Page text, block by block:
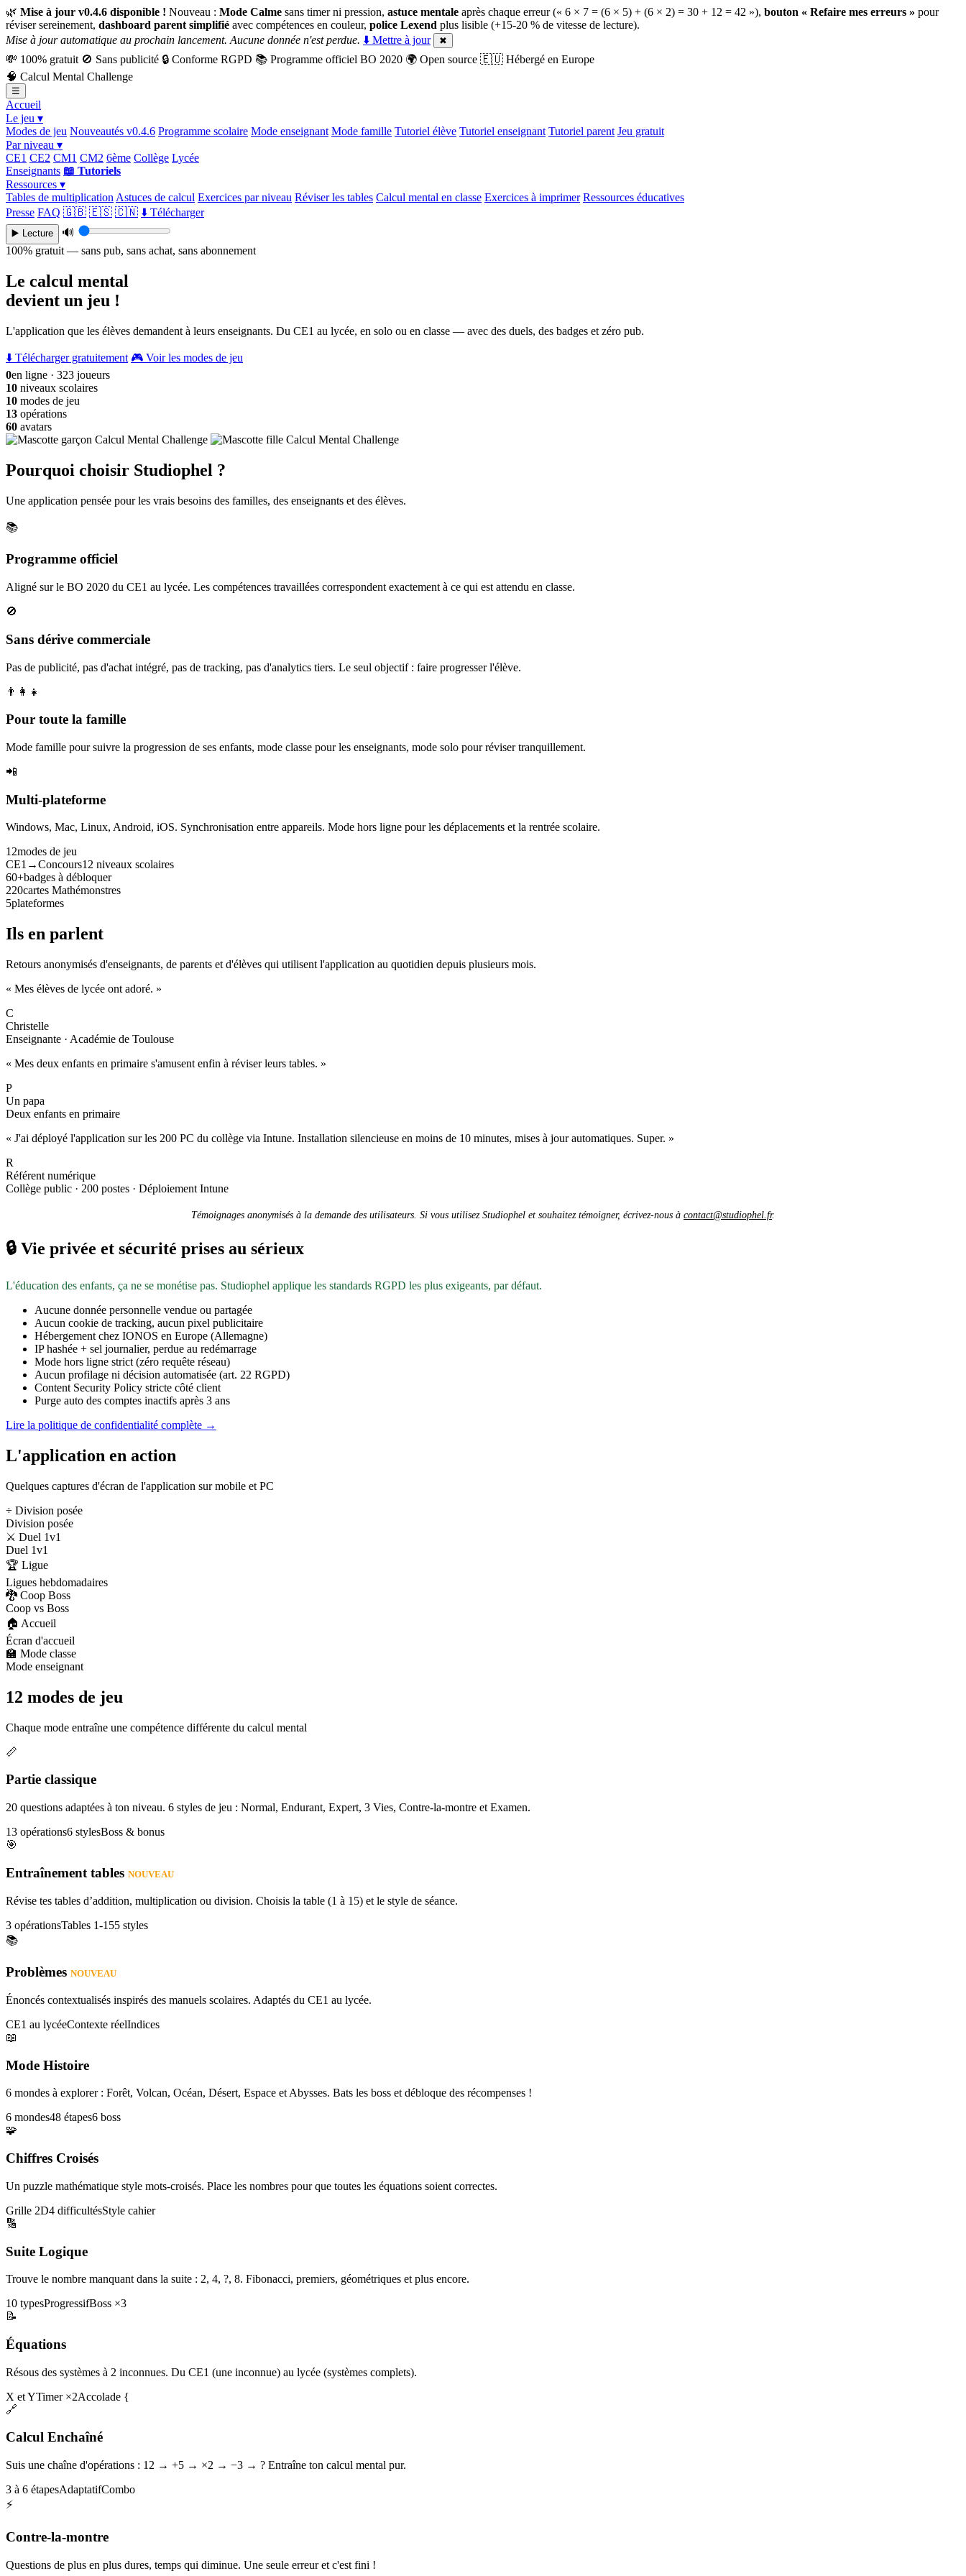
🌿 Mise à jour v0.4.6 disponible ! Nouveau : Mode Calme sans timer ni pression, astuce mentale après chaque erreur (« 6 × 7 = (6 × 5) + (6 × 2) = 30 + 12 = 42 »), bouton « Refaire mes erreurs » pour
réviser sereinement, dashboard parent simplifié avec compétences en couleur, police Lexend plus lisible (+15-20 % de vitesse de lecture).
Mise à jour automatique au prochain lancement. Aucune donnée n'est perdue. ⬇️ Mettre à jour ✖
💸 100% gratuit 🚫 Sans publicité 🔒 Conforme RGPD 📚 Programme officiel BO 2020 🌍 Open source 🇪🇺 Hébergé en Europe
🧠 Calcul Mental Challenge
☰
Accueil
Le jeu ▾
Modes de jeu Nouveautés v0.4.6 Programme scolaire Mode enseignant Mode famille Tutoriel élève Tutoriel enseignant Tutoriel parent Jeu gratuit
Par niveau ▾
CE1 CE2 CM1 CM2 6ème Collège Lycée
Enseignants 📖 Tutoriels
Ressources ▾
Tables de multiplication Astuces de calcul Exercices par niveau Réviser les tables Calcul mental en classe Exercices à imprimer Ressources éducatives
Presse FAQ 🇬🇧 🇪🇸 🇨🇳 ⬇️ Télécharger
▶️ Lecture
🔊
100% gratuit — sans pub, sans achat, sans abonnement
Le calcul mental
devient un jeu !
L'application que les élèves demandent à leurs enseignants. Du CE1 au lycée, en solo ou en classe — avec des duels, des badges et zéro pub.
⬇️ Télécharger gratuitement 🎮 Voir les modes de jeu
0en ligne · 323 joueurs
10 niveaux scolaires
10 modes de jeu
13 opérations
60 avatars
Pourquoi choisir Studiophel ?
Une application pensée pour les vrais besoins des familles, des enseignants et des élèves.
📚
Programme officiel
Aligné sur le BO 2020 du CE1 au lycée. Les compétences travaillées correspondent exactement à ce qui est attendu en classe.
🚫
Sans dérive commerciale
Pas de publicité, pas d'achat intégré, pas de tracking, pas d'analytics tiers. Le seul objectif : faire progresser l'élève.
👨‍👩‍👧
Pour toute la famille
Mode famille pour suivre la progression de ses enfants, mode classe pour les enseignants, mode solo pour réviser tranquillement.
📲
Multi-plateforme
Windows, Mac, Linux, Android, iOS. Synchronisation entre appareils. Mode hors ligne pour les déplacements et la rentrée scolaire.
12modes de jeu
CE1→Concours12 niveaux scolaires
60+badges à débloquer
220cartes Mathémonstres
5plateformes
Ils en parlent
Retours anonymisés d'enseignants, de parents et d'élèves qui utilisent l'application au quotidien depuis plusieurs mois.
« Mes élèves de lycée ont adoré. »
C
Christelle
Enseignante · Académie de Toulouse
« Mes deux enfants en primaire s'amusent enfin à réviser leurs tables. »
P
Un papa
Deux enfants en primaire
« J'ai déployé l'application sur les 200 PC du collège via Intune. Installation silencieuse en moins de 10 minutes, mises à jour automatiques. Super. »
R
Référent numérique
Collège public · 200 postes · Déploiement Intune
Témoignages anonymisés à la demande des utilisateurs. Si vous utilisez Studiophel et souhaitez témoigner, écrivez-nous à contact@studiophel.fr.
🔒 Vie privée et sécurité prises au sérieux
L'éducation des enfants, ça ne se monétise pas. Studiophel applique les standards RGPD les plus exigeants, par défaut.
Aucune donnée personnelle vendue ou partagée
Aucun cookie de tracking, aucun pixel publicitaire
Hébergement chez IONOS en Europe (Allemagne)
IP hashée + sel journalier, perdue au redémarrage
Mode hors ligne strict (zéro requête réseau)
Aucun profilage ni décision automatisée (art. 22 RGPD)
Content Security Policy stricte côté client
Purge auto des comptes inactifs après 3 ans
Lire la politique de confidentialité complète →
L'application en action
Quelques captures d'écran de l'application sur mobile et PC
÷ Division posée
Division posée
⚔️ Duel 1v1
Duel 1v1
🏆 Ligue
Ligues hebdomadaires
🐉 Coop Boss
Coop vs Boss
🏠 Accueil
Écran d'accueil
🏫 Mode classe
Mode enseignant
12 modes de jeu
Chaque mode entraîne une compétence différente du calcul mental
📏
Partie classique
20 questions adaptées à ton niveau. 6 styles de jeu : Normal, Endurant, Expert, 3 Vies, Contre-la-montre et Examen.
13 opérations6 stylesBoss & bonus
🎯
Entraînement tables NOUVEAU
Révise tes tables d’addition, multiplication ou division. Choisis la table (1 à 15) et le style de séance.
3 opérationsTables 1-155 styles
📚
Problèmes NOUVEAU
Énoncés contextualisés inspirés des manuels scolaires. Adaptés du CE1 au lycée.
CE1 au lycéeContexte réelIndices
📖
Mode Histoire
6 mondes à explorer : Forêt, Volcan, Océan, Désert, Espace et Abysses. Bats les boss et débloque des récompenses !
6 mondes48 étapes6 boss
🧩
Chiffres Croisés
Un puzzle mathématique style mots-croisés. Place les nombres pour que toutes les équations soient correctes.
Grille 2D4 difficultésStyle cahier
🔢
Suite Logique
Trouve le nombre manquant dans la suite : 2, 4, ?, 8. Fibonacci, premiers, géométriques et plus encore.
10 typesProgressifBoss ×3
📝
Équations
Résous des systèmes à 2 inconnues. Du CE1 (une inconnue) au lycée (systèmes complets).
X et YTimer ×2Accolade {
🔗
Calcul Enchaîné
Suis une chaîne d'opérations : 12 → +5 → ×2 → −3 → ? Entraîne ton calcul mental pur.
3 à 6 étapesAdaptatifCombo
⚡
Contre-la-montre
Questions de plus en plus dures, temps qui diminue. Une seule erreur et c'est fini !